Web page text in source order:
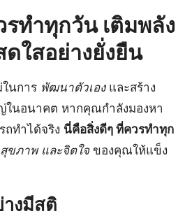
รทำทุกวัน เติมพลัง
ใสอย่างยั่งยืน
นการ พัฒนาตัวเองและสร้าง
ในอนาคต หากคุณกำลังมองหา
ทำได้จริง นี่คือสิ่งดีๆ ที่ควรทำทุก
ขภาพ และจิตใจของคุณให้แข็ง
างมีสติ